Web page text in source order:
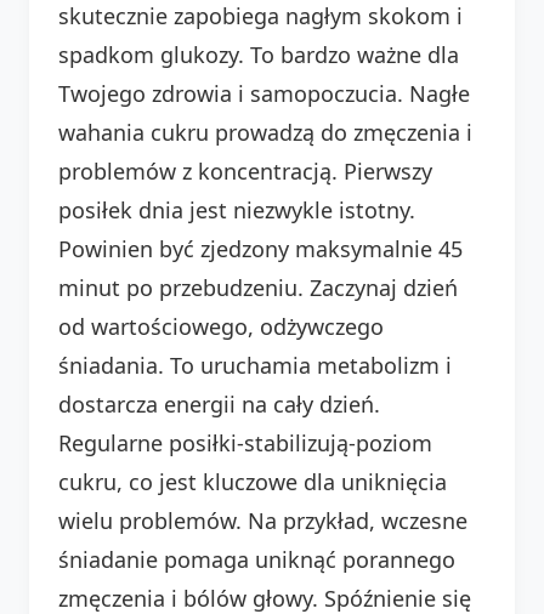
skutecznie zapobiega nagłym skokom i
spadkom glukozy. To bardzo ważne dla
Twojego zdrowia i samopoczucia. Nagłe
wahania cukru prowadzą do zmęczenia i
problemów z koncentracją. Pierwszy
posiłek dnia jest niezwykle istotny.
Powinien być zjedzony maksymalnie 45
minut po przebudzeniu. Zaczynaj dzień
od wartościowego, odżywczego
śniadania. To uruchamia metabolizm i
dostarcza energii na cały dzień.
Regularne posiłki-stabilizują-poziom
cukru, co jest kluczowe dla uniknięcia
wielu problemów. Na przykład, wczesne
śniadanie pomaga uniknąć porannego
zmęczenia i bólów głowy. Spóźnienie się